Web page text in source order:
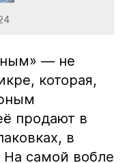
— не
которая,
продают в
в
самой вобле